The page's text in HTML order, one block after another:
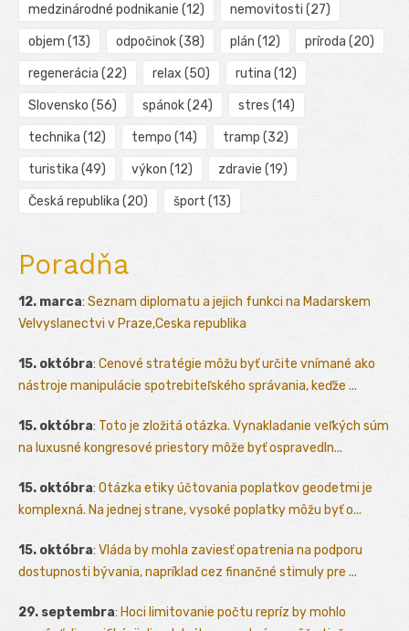
medzinárodné podnikanie (12) nemovitosti (27)
objem (13) odpočinok(38) plán (12) príroda (20)
regenerácia (22) relax (50) rutina (12)
Slovensko (56) spánok(24) stres (14)
technika (12) tempo (14) tramp (32)
turistika (49) výkon (12) zdravie (19)
Česká republika (20) šport (13)
Poradňa
12. marca: Seznam diplomatu a jejich funkci na Madarskem
Velvyslanectvi v Praze,Ceska republika
15. októbra: Cenové stratégie môžu byť určite vnímané ako
nástroje manipulácie spotrebiteľského správania, keďže ...
15. októbra: Toto je zložitá otázka. Vynakladanie veľkých súm
na luxusné kongresové priestory môže byť ospravedln...
15. októbra: Otázka etiky účtovania poplatkov geodetmi je
komplexná. Na jednej strane, vysoké poplatky môžu byť o...
15. októbra: Vláda by mohla zaviesť opatrenia na podporu
dostupnosti bývania, napríklad cez finančné stimuly pre ...
29. septembra: Hoci limitovanie počtu repríz by mohlo